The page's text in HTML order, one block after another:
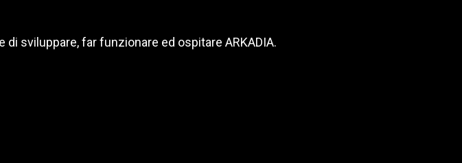
sviluppare, far funzionare ed ospitare ARKADIA.